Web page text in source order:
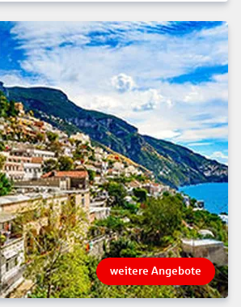
weitere Angebote